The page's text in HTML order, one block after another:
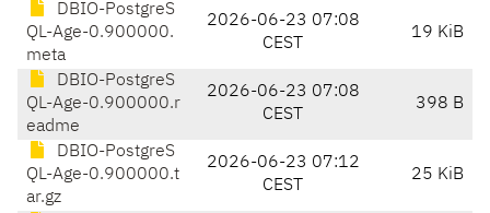
DBIO-PostgreS
QL-Age-0.900000.
meta
2026-06-23 07:08
CEST
19 KiB
DBIO-PostgreS
QL-Age-0.900000.r
eadme
2026-06-23 07:08
CEST
398 B
DBIO-PostgreS
QL-Age-0.900000.t
ar.gz
2026-06-23 07:12
CEST
25 KiB